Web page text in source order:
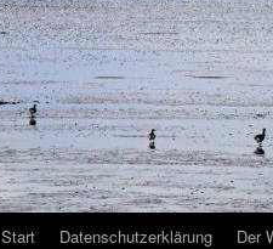
Start Datenschutzerklärung Der